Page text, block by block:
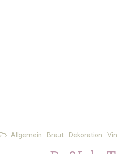
Allgemein Braut Dekoration